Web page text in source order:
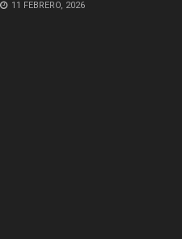
11 FEBRERO, 2026